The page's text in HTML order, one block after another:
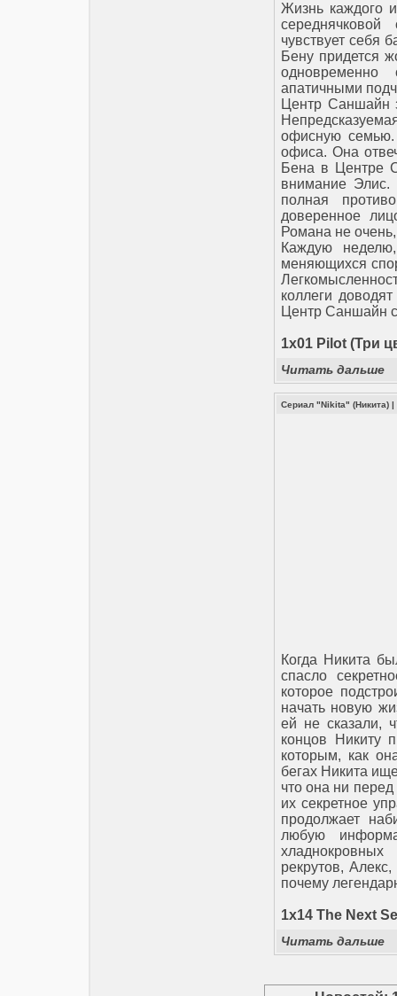
Жизнь каждого
чувствует себя
Бену придется
апатичными
Центр Саншайн
офисную
офиса. Она
Бена в Центре
внимание
полная
доверенное
Романа не
Каждую
меняющихся
коллеги
Центр Саншайн
1x01 Pilot (Три
Читать дальше
Сериал "Nikita" (Никита) |
Когда Никита
спасло
которое
начать новую
ей не сказали,
концов Никиту
которым, как
бегах Никита
что она ни
их секретное
продолжает
любую
рекрутов,
почему
1x14 The Next
Читать дальше